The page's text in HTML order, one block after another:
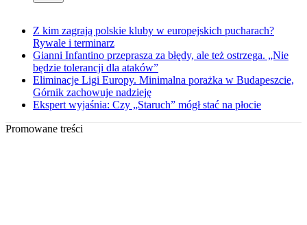
Z kim zagrają polskie kluby w europejskich pucharach?
Rywale i terminarz
Gianni Infantino przeprasza za błędy, ale też ostrzega. „Nie
będzie tolerancji dla ataków”
Eliminacje Ligi Europy. Minimalna porażka w Budapeszcie,
Górnik zachowuje nadzieję
Ekspert wyjaśnia: Czy „Staruch” mógł stać na płocie
Promowane treści